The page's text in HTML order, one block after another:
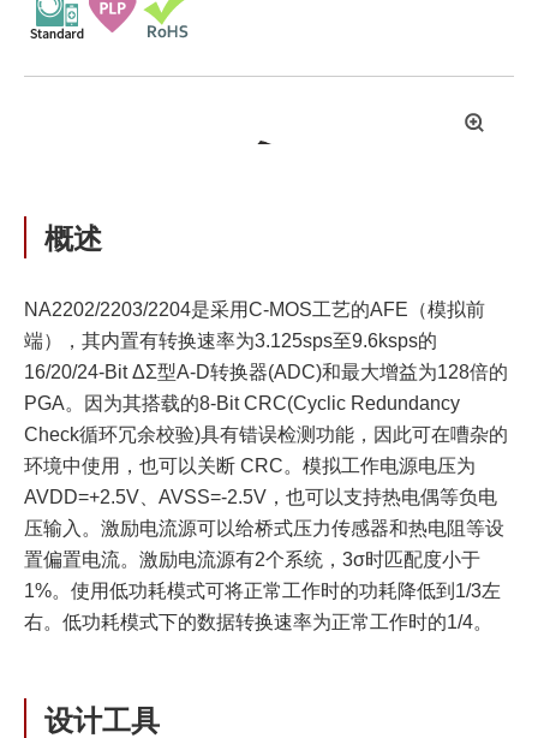
拡
概述
NA2202/2203/2204是采用C-MOS工艺的AFE（模拟前
端），其内置有转换速率为3.125sps至9.6ksps的
16/20/24-Bit ΔΣ型A-D转换器(ADC)和最大增益为128倍的
PGA。因为其搭载的8-Bit CRC(Cyclic Redundancy
Check循环冗余校验)具有错误检测功能，因此可在嘈杂的
环境中使用，也可以关断 CRC。模拟工作电源电压为
AVDD=+2.5V、AVSS=-2.5V，也可以支持热电偶等负电
压输入。激励电流源可以给桥式压力传感器和热电阻等设
置偏置电流。激励电流源有2个系统，3σ时匹配度小于
1%。使用低功耗模式可将正常工作时的功耗降低到1/3左
右。低功耗模式下的数据转换速率为正常工作时的1/4。
设计工具